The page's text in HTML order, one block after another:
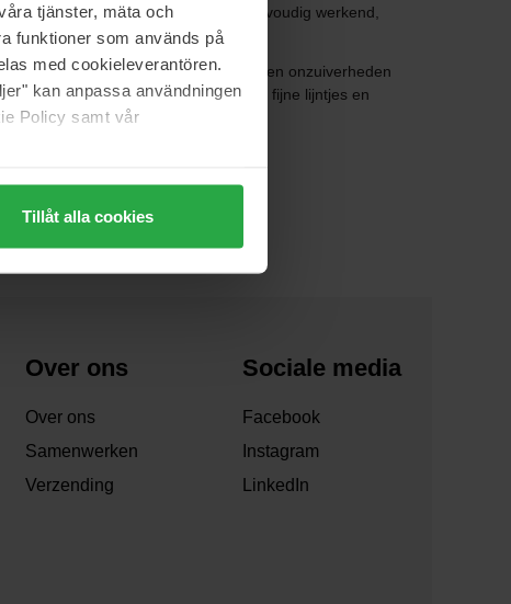
tjänster, mäta och
funktioner som används på
med cookieleverantören.
kan anpassa användningen
Policy samt vår
Tillåt alla cookies
Pumpkin Enzyme Mask. Een drievoudig werkend,
Een luxe reinigingsgel die make-up en onzuiverheden
en vermindert het ontstaan van fijne lijntjes en
je huid bindt en vasthoudt.
Over ons
Over ons
Samenwerken
Verzending
Sociale media
Facebook
Instagram
LinkedIn